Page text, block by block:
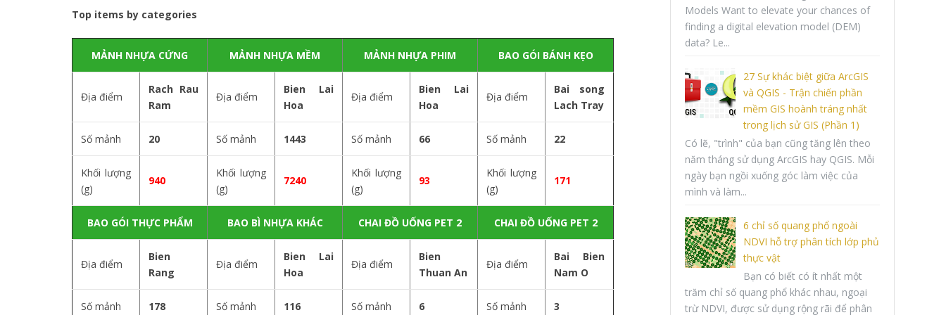
Top items by categories
MẢNH NHỰA CỨNG MẢNH NHỰA MỀM MẢNH NHỰA PHIM BAO GÓI BÁNH KẸO
Địa điểm
Rach Rau
Ram
Địa điểm
Bien Lai
Hoa
Địa điểm
Bien Lai
Hoa
Địa điểm
Bai song
Lach Tray
Số mảnh 20 Số mảnh 1443 Số mảnh 66 Số mảnh 22
Khối lượng
(g)
940
Khối lượng
(g)
7240
Khối lượng
(g)
93
Khối lượng
(g)
171
BAO GÓI THỰC PHẨM BAO BÌ NHỰA KHÁC CHAI ĐỒ UỐNG PET 2 CHAI ĐỒ UỐNG PET 2
Địa điểm
Bien
Rang
Địa điểm
Bien Lai
Hoa
Địa điểm
Bien
Thuan An
Địa điểm
Bai Bien
Nam O
Số mảnh 178 Số mảnh 116 Số mảnh 6 Số mảnh 3
Models Want to elevate your chances of
finding a digital elevation model (DEM)
data? Le...
27 Sự khác biệt giữa ArcGIS
và QGIS - Trận chiến phần
mềm GIS hoành tráng nhất
trong lịch sử GIS (Phần 1)
Có lẽ, "trình" của bạn cũng tăng lên theo
năm tháng sử dụng ArcGIS hay QGIS. Mỗi
ngày bạn ngồi xuống góc làm việc của
mình và làm...
6 chỉ số quang phổ ngoài
NDVI hỗ trợ phân tích lớp phủ
thực vật
Bạn có biết có ít nhất một
trăm chỉ số quang phổ khác nhau, ngoại
trừ NDVI, được sử dụng rộng rãi để phân